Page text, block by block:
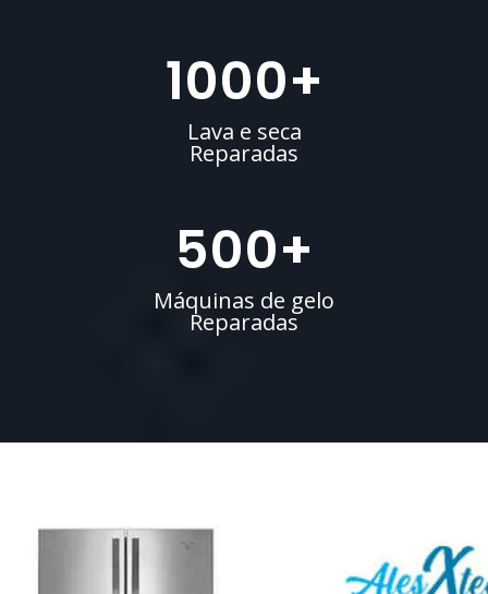
1000+
Lava e seca
Reparadas
500+
Máquinas de gelo
Reparadas